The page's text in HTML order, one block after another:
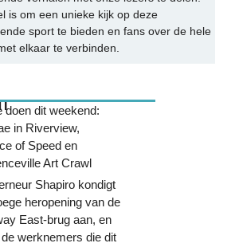
is om een unieke kijk op deze
sport te bieden en fans over de hele
elkaar te verbinden.
doen dit weekend:
in Riverview,
of Speed ​​en
Art Crawl
Shapiro kondigt
heropening van de
East-brug aan, en
werknemers die dit